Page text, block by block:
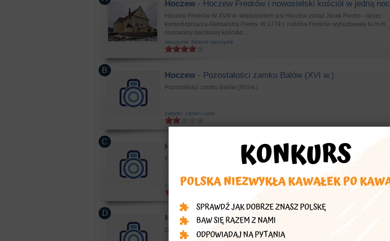
Hoczew - Hoczew Fredrów i nowosielski kościół w jedną noc
Hoczew Fredrów W XVIII w. właścicielem wsi Hoczew został Jacek Fredro - ojciec
komediopisarza Aleksandra Fredry. W 1774 r. rodzina Fredrów wybudowała tu m.in.
murowany barokowy kości&o...
niezwykłe: historie niezwykłe
Hoczew - Pozostałości zamku Balów (XVI w.)
Pozostałości zamku Balów (XVI w.).
zabytki: zamki i ruiny
Hoczew - Kilka chat (XIX/XX w.)
Kilka chat (XIX/XX w.).
zabytki: zabytkowe budynki
Hoczew - D. karczma (1850-1875)
D. karczma (1850-1875).